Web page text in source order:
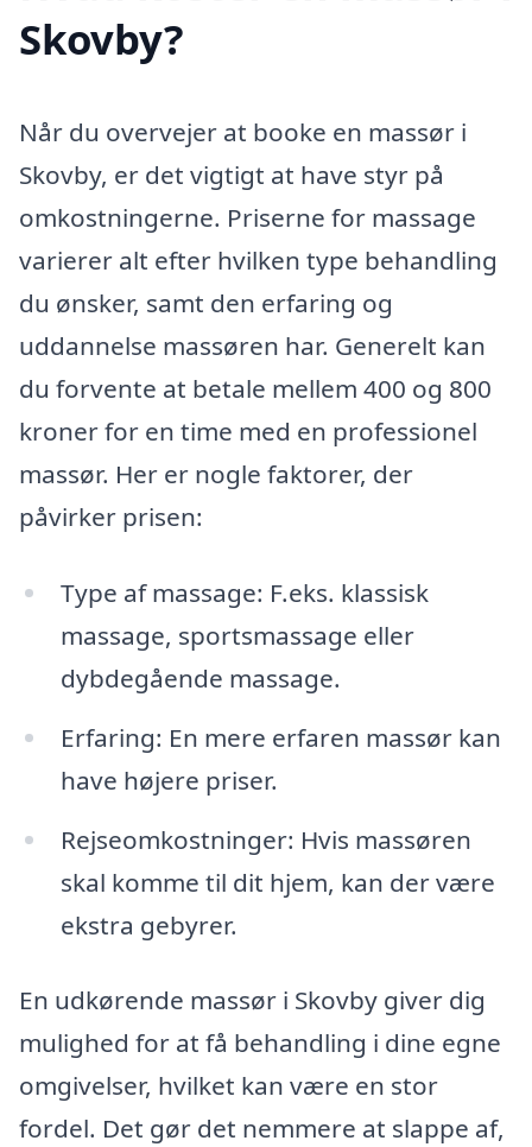
Skovby?
Når du overvejer at booke en massør i
Skovby, er det vigtigt at have styr på
omkostningerne. Priserne for massage
varierer alt efter hvilken type behandling
du ønsker, samt den erfaring og
uddannelse massøren har. Generelt kan
du forvente at betale mellem 400 og 800
kroner for en time med en professionel
massør. Her er nogle faktorer, der
påvirker prisen:
Type af massage: F.eks. klassisk
massage, sportsmassage eller
dybdegående massage.
Erfaring: En mere erfaren massør kan
have højere priser.
Rejseomkostninger: Hvis massøren
skal komme til dit hjem, kan der være
ekstra gebyrer.
En udkørende massør i Skovby giver dig
mulighed for at få behandling i dine egne
omgivelser, hvilket kan være en stor
fordel. Det gør det nemmere at slappe af,